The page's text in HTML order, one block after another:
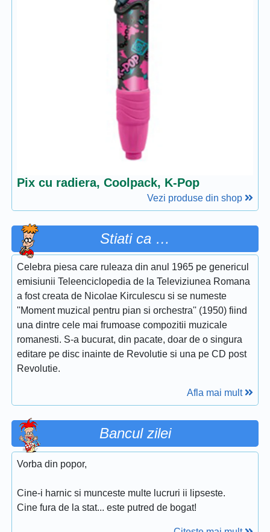
Pix cu radiera, Coolpack, K-Pop
Vezi produse din shop
Stiati ca …
Celebra piesa care ruleaza din anul 1965 pe genericul
emisiunii Teleenciclopedia de la Televiziunea Romana
a fost creata de Nicolae Kirculescu si se numeste
''Moment muzical pentru pian si orchestra'' (1950) fiind
una dintre cele mai frumoase compozitii muzicale
romanesti. S-a bucurat, din pacate, doar de o singura
editare pe disc inainte de Revolutie si una pe CD post
Revolutie.
Afla mai mult
Bancul zilei
Vorba din popor,
Cine-i harnic si munceste multe lucruri ii lipseste.
Cine fura de la stat... este putred de bogat!